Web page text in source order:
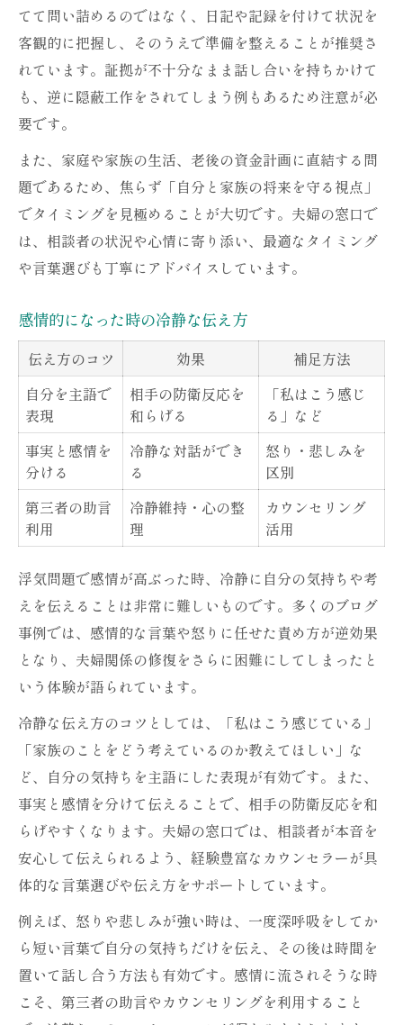
てて問い詰めるのではなく、日記や記録を付けて状況を
客観的に把握し、そのうえで準備を整えることが推奨さ
れています。証拠が不十分なまま話し合いを持ちかけて
も、逆に隠蔽工作をされてしまう例もあるため注意が必
要です。
また、家庭や家族の生活、老後の資金計画に直結する問
題であるため、焦らず「自分と家族の将来を守る視点」
でタイミングを見極めることが大切です。夫婦の窓口で
は、相談者の状況や心情に寄り添い、最適なタイミング
や言葉選びも丁寧にアドバイスしています。
感情的になった時の冷静な伝え方
伝え方のコツ 効果
補足方法
自分を主語で
表現
相手の防衛反応を
和らげる
「私はこう感じ
る」など
事実と感情を
分ける
冷静な対話ができ
る
怒り・悲しみを
区別
第三者の助言
利用
冷静維持・心の整
理
カウンセリング
活用
浮気問題で感情が高ぶった時、冷静に自分の気持ちや考
えを伝えることは非常に難しいものです。多くのブログ
事例では、感情的な言葉や怒りに任せた責め方が逆効果
となり、夫婦関係の修復をさらに困難にしてしまったと
いう体験が語られています。
冷静な伝え方のコツとしては、「私はこう感じている」
「家族のことをどう考えているのか教えてほしい」な
ど、自分の気持ちを主語にした表現が有効です。また、
事実と感情を分けて伝えることで、相手の防衛反応を和
らげやすくなります。夫婦の窓口では、相談者が本音を
安心して伝えられるよう、経験豊富なカウンセラーが具
体的な言葉選びや伝え方をサポートしています。
例えば、怒りや悲しみが強い時は、一度深呼吸をしてか
ら短い言葉で自分の気持ちだけを伝え、その後は時間を
置いて話し合う方法も有効です。感情に流されそうな時
こそ、第三者の助言やカウンセリングを利用すること